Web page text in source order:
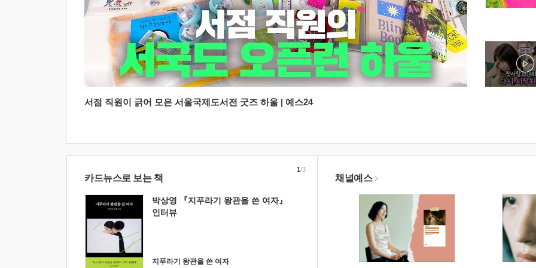
서점 직원이 긁어 모은 서울국제도서전 굿즈 하울 | 예스24
카드뉴스로 보는 책
박상영 『지푸라기 왕관을 쓴 여자』
인터뷰
지푸라기 왕관을 쓴 여자
1/3
채널예스